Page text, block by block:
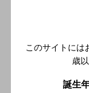
ファクトリー
にて順次お知
このサイトには
歳
誕生